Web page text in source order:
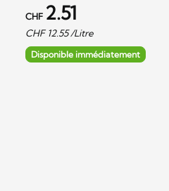
CHF 2.51
CHF 12.55/Litre
Disponible immédiatement